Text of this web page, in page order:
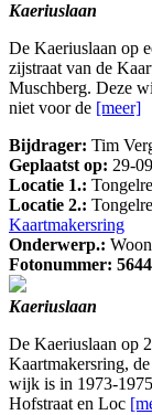
Kaeriuslaan
De Kaeriuslaan op
zijstraat van de
Muschberg. Deze
niet voor de [meer]
Bijdrager: Tim
Geplaatst op: 29-
Locatie 1.:
Locatie 2.:
Kaartmakersring
Onderwerp.:
Fotonummer:
Kaeriuslaan
De Kaeriuslaan op
Kaartmakersring,
wijk is in 1973-
Hofstraat en Loc